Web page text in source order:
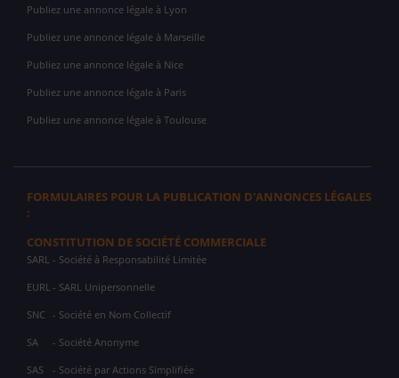
Publiez une annonce légale à Lyon
Publiez une annonce légale à Marseille
Publiez une annonce légale à Nice
Publiez une annonce légale à Paris
Publiez une annonce légale à Toulouse
FORMULAIRES POUR LA PUBLICATION D'ANNONCES LÉGALES
:
CONSTITUTION DE SOCIÉTÉ COMMERCIALE
SARL - Société à Responsabilité Limitée
EURL - SARL Unipersonnelle
SNC - Société en Nom Collectif
SA - Société Anonyme
SAS - Société par Actions Simplifiée